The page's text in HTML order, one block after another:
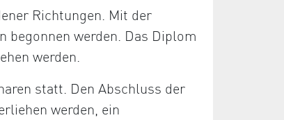
Richtungen. Mit der
werden. Das Diplom
werden.
statt. Den Abschluss der
werden, ein